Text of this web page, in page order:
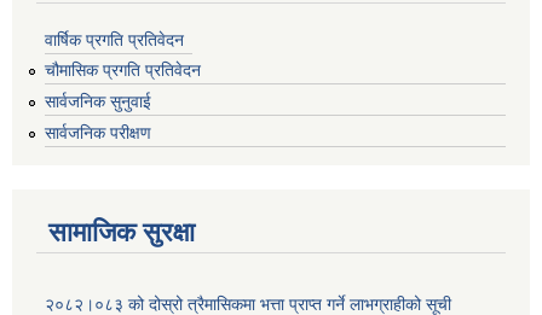
वार्षिक प्रगति प्रतिवेदन
चौमासिक प्रगति प्रतिवेदन
सार्वजनिक सुनुवाई
सार्वजनिक परीक्षण
सामाजिक सुरक्षा
२०८२।०८३ को दोस्रो त्रैमासिकमा भत्ता प्राप्‍त गर्ने लाभग्राहीको सूची